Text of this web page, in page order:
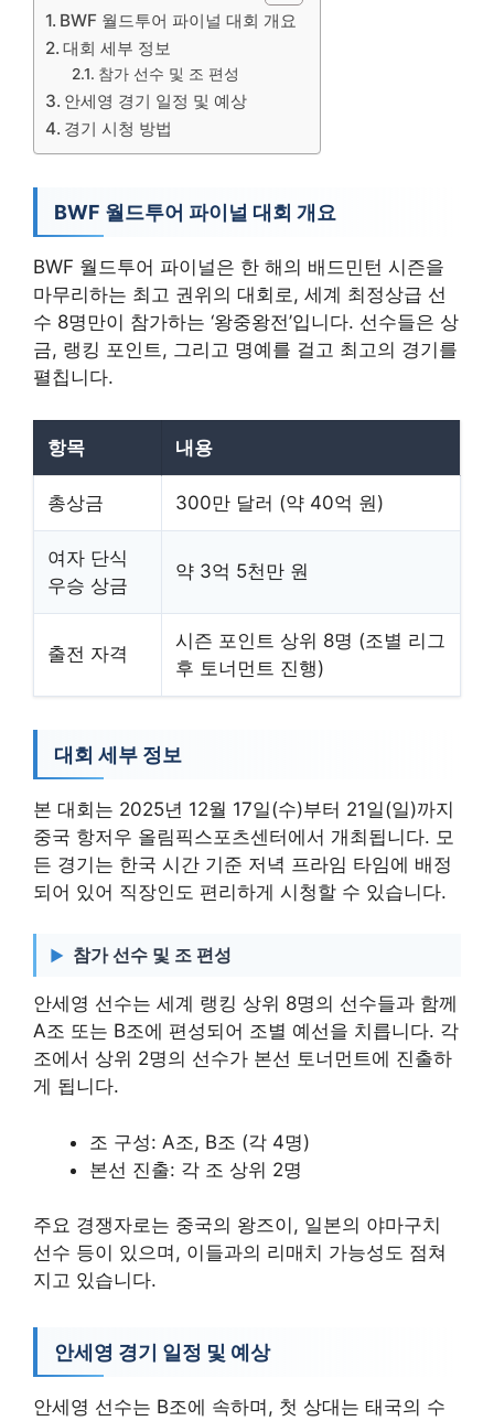
BWF 월드투어 파이널 대회 개요
대회 세부 정보
참가 선수 및 조 편성
안세영 경기 일정 및 예상
경기 시청 방법
BWF 월드투어 파이널 대회 개요
BWF 월드투어 파이널은 한 해의 배드민턴 시즌을
마무리하는 최고 권위의 대회로, 세계 최정상급 선
수 8명만이 참가하는 ‘왕중왕전’입니다. 선수들은 상
금, 랭킹 포인트, 그리고 명예를 걸고 최고의 경기를
펼칩니다.
항목 내용
총상금 300만 달러 (약 40억 원)
여자 단식
우승 상금
약 3억 5천만 원
출전 자격
시즌 포인트 상위 8명 (조별 리그
후 토너먼트 진행)
대회 세부 정보
본 대회는 2025년 12월 17일(수)부터 21일(일)까지
중국 항저우 올림픽스포츠센터에서 개최됩니다. 모
든 경기는 한국 시간 기준 저녁 프라임 타임에 배정
되어 있어 직장인도 편리하게 시청할 수 있습니다.
참가 선수 및 조 편성
안세영 선수는 세계 랭킹 상위 8명의 선수들과 함께
A조 또는 B조에 편성되어 조별 예선을 치릅니다. 각
조에서 상위 2명의 선수가 본선 토너먼트에 진출하
게 됩니다.
조 구성: A조, B조 (각 4명)
본선 진출: 각 조 상위 2명
주요 경쟁자로는 중국의 왕즈이, 일본의 야마구치
선수 등이 있으며, 이들과의 리매치 가능성도 점쳐
지고 있습니다.
안세영 경기 일정 및 예상
안세영 선수는 B조에 속하며, 첫 상대는 태국의 수